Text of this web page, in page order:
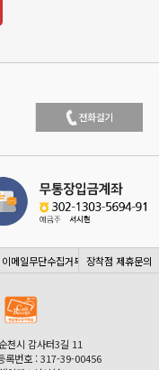
이메일무단수집거부 장착점 제휴문의
천시 감사터3길 11
록번호 : 317-39-00456